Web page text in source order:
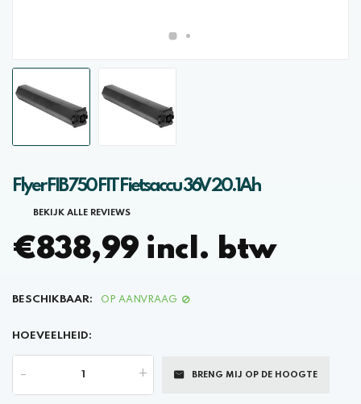
Flyer FIB 750 FIT Fietsaccu 36V 20.1Ah
BEKIJK ALLE REVIEWS
€838,99 incl. btw
BESCHIKBAAR: OP AANVRAAG
HOEVEELHEID:
- + BRENG MIJ OP DE HOOGTE